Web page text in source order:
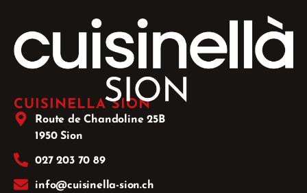
CUISINELLA SION
Route de Chandoline 25B
1950 Sion
027 203 70 89
info@cuisinella-sion.ch